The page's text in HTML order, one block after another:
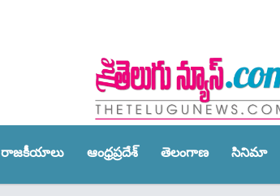
రాజ‌కీయాలు ఆంధ్ర‌ప్ర‌దేశ్‌ తెలంగాణ‌ సినిమా